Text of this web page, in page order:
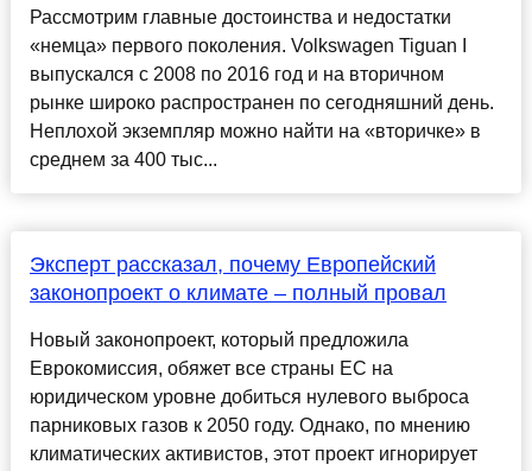
Рассмотрим главные достоинства и недостатки
«немца» первого поколения. Volkswagen Tiguan I
выпускался с 2008 по 2016 год и на вторичном
рынке широко распространен по сегодняшний день.
Неплохой экземпляр можно найти на «вторичке» в
среднем за 400 тыс...
Эксперт рассказал, почему Европейский
законопроект о климате – полный провал
Новый законопроект, который предложила
Еврокомиссия, обяжет все страны ЕС на
юридическом уровне добиться нулевого выброса
парниковых газов к 2050 году. Однако, по мнению
климатических активистов, этот проект игнорирует